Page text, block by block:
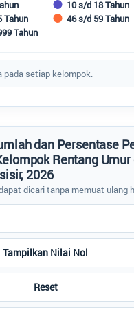
Branta Pesisir
: Jawa Timur
: 3528012007
: 69371
: -
Titik Lokasi Kantor Desa
10 s/d 18 Tahun
Tahun
46 s/d 59 Tahun
Tahun
pada setiap kelompok.
dan Persentase
Rentang Umur
2026
dicari tanpa memuat ulang
Tampilkan Nilai Nol
Reset